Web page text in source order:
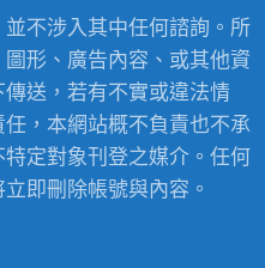
不涉入其中任何諮詢。所
形、廣告內容、或其他資
送，若有不實或違法情
，本網站概不負責也不承
定對象刊登之媒介。任何
即刪除帳號與內容。